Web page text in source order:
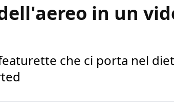
in un
che ci porta nel